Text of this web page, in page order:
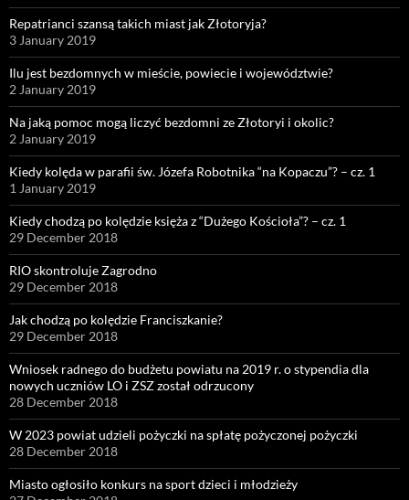
Repatrianci szansą takich miast jak Złotoryja?
3 January 2019
Ilu jest bezdomnych w mieście, powiecie i województwie?
2 January 2019
Na jaką pomoc mogą liczyć bezdomni ze Złotoryi i okolic?
2 January 2019
Kiedy kolęda w parafii św. Józefa Robotnika “na Kopaczu”? – cz. 1
1 January 2019
Kiedy chodzą po kolędzie księża z “Dużego Kościoła”? – cz. 1
29 December 2018
RIO skontroluje Zagrodno
29 December 2018
Jak chodzą po kolędzie Franciszkanie?
29 December 2018
Wniosek radnego do budżetu powiatu na 2019 r. o stypendia dla
nowych uczniów LO i ZSZ został odrzucony
28 December 2018
W 2023 powiat udzieli pożyczki na spłatę pożyczonej pożyczki
28 December 2018
Miasto ogłosiło konkurs na sport dzieci i młodzieży